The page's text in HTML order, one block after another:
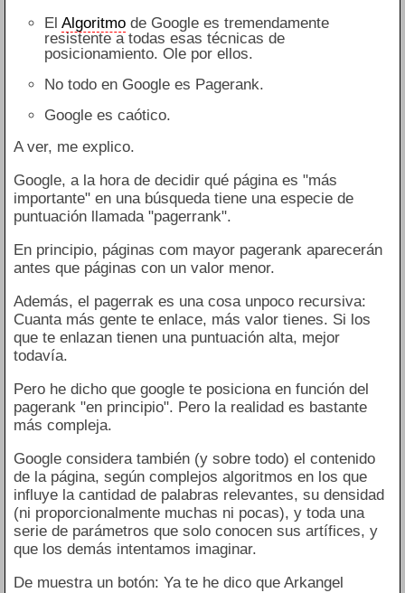
El Algoritmode Google es tremendamente
resistente a todas esas técnicas de
posicionamiento. Ole por ellos.
No todo en Google es Pagerank.
Google es caótico.
A ver, me explico.
Google, a la hora de decidir qué página es "más
importante" en una búsqueda tiene una especie de
puntuación llamada "pagerrank".
En principio, páginas com mayor pagerank aparecerán
antes que páginas con un valor menor.
Además, el pagerrak es una cosa unpoco recursiva:
Cuanta más gente te enlace, más valor tienes. Si los
que te enlazan tienen una puntuación alta, mejor
todavía.
Pero he dicho que google te posiciona en función del
pagerank "en principio". Pero la realidad es bastante
más compleja.
Google considera también (y sobre todo) el contenido
de la página, según complejos algoritmos en los que
influye la cantidad de palabras relevantes, su densidad
(ni proporcionalmente muchas ni pocas), y toda una
serie de parámetros que solo conocen sus artífices, y
que los demás intentamos imaginar.
De muestra un botón: Ya te he dico que Arkangel